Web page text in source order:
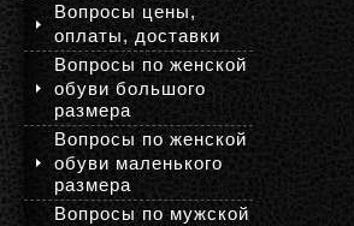
Вопросы цены,
оплаты, доставки
Вопросы по женской
обуви большого
размера
Вопросы по женской
обуви маленького
размера
Вопросы по мужской